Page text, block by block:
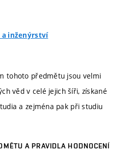
a inženýrství
tohoto předmětu jsou velmi
věd v celé jejich šíři, získané
a zejména pak při studiu
A PRAVIDLA HODNOCENÍ